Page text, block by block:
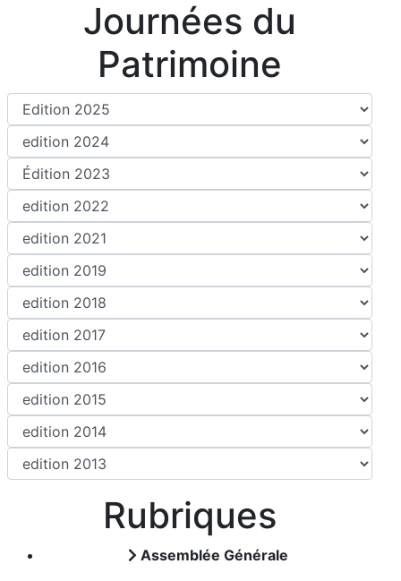
Journées du
Patrimoine
Rubriques
Assemblée Générale